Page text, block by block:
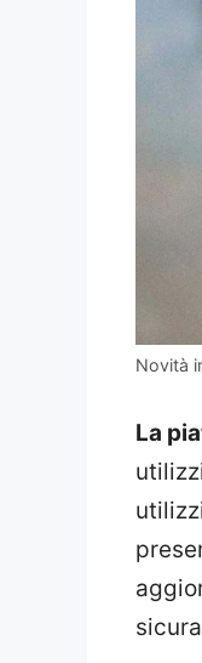
Novità
La